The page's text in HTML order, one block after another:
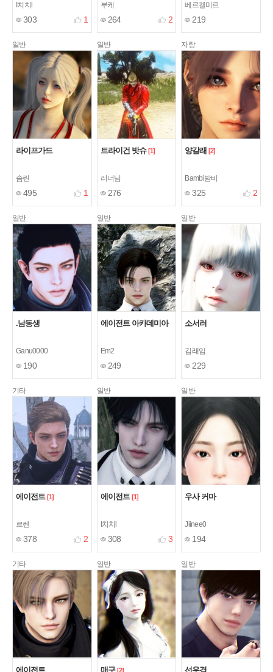
I치치l
303 1
부케
264 2
베르켈미르
219
일반
라이프가드
솜린
495 1
일반
트라이건 밧슈 [1]
러너님
276
자랑
양갈래 [2]
Bambi밤비
325 2
일반
.남동생
Ganu0000
190
일반
에이전트 아카데미아
Em2
249
일반
소서러
김래임
229
기타
에이전트 [1]
르렌
378 2
일반
에이전트 [1]
I치치l
308 3
일반
우사 커마
Jiinee0
194
기타
에이전트
일반
매구 [2]
일반
선우경